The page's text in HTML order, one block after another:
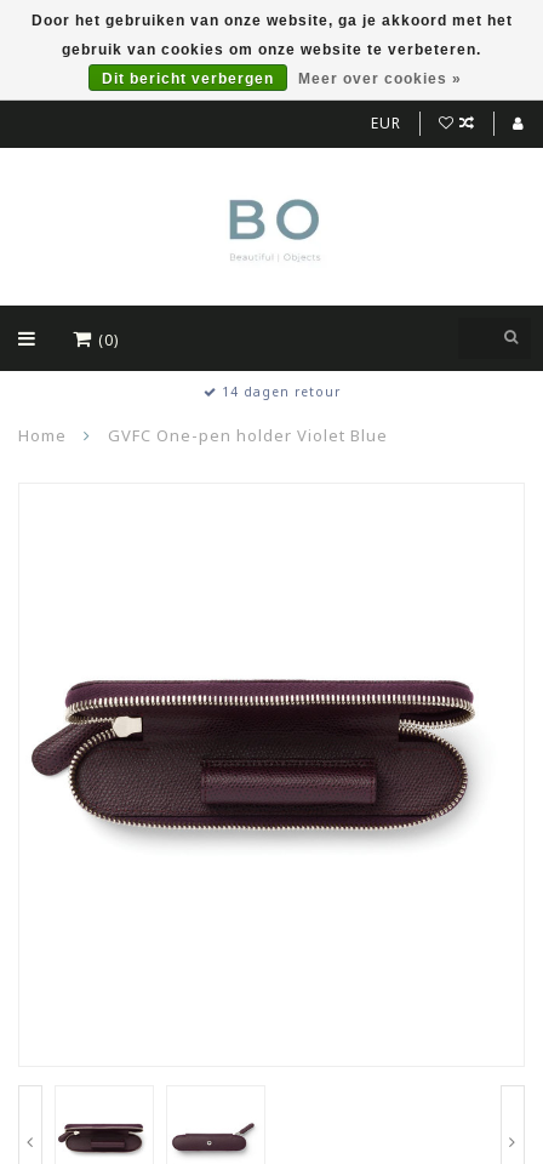
EUR
(0)
14 dagen retour
Home GVFC One-pen holder Violet Blue
Door het gebruiken van onze website, ga je akkoord met het
gebruik van cookies om onze website te verbeteren.
Dit bericht verbergen
Meer over cookies »